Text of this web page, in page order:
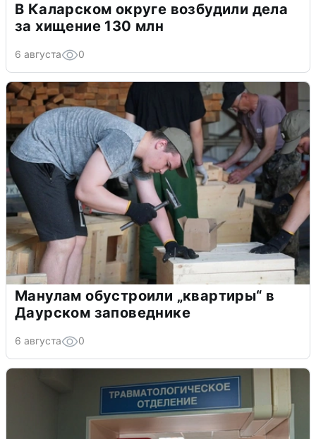
В Каларском округе возбудили дела
за хищение 130 млн
6 августа 0
Манулам обустроили „квартиры“ в
Даурском заповеднике
6 августа 0